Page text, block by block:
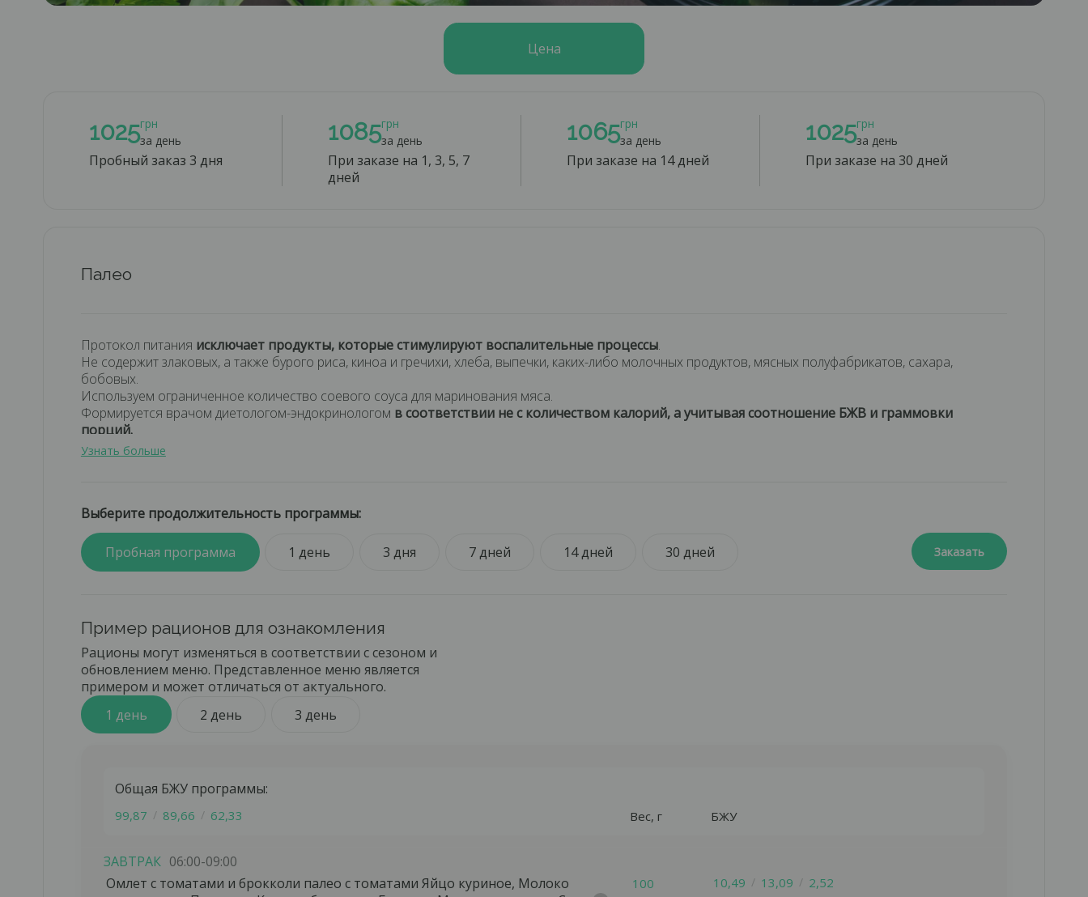
Цена
1025грн
за день
Пробный заказ 3 дня
1085грн
за день
При заказе на 1, 3, 5, 7
дней
1065грн
за день
При заказе на 14 дней
1025грн
за день
При заказе на 30 дней
Палео
Протокол питания исключает продукты, которые стимулируют воспалительные процессы.
Не содержит злаковых, а также бурого риса, киноа и гречихи, хлеба, выпечки, каких-либо молочных продуктов, мясных полуфабрикатов, сахара,
бобовых.
Используем ограниченное количество соевого соуса для маринования мяса.
Формируется врачом диетологом-эндокринологом в соответствии не с количеством калорий, а учитывая соотношение БЖВ и граммовки
порций.
Блюда от шеф-повара,
Заболевания, при которых рекомендуется придерживаться Палео-протокола: при наличии аутоиммунных заболеваний — например, ревматоидного
артрита и псориаза, болезни Крона, целиакии, системной красной волчанки, болезни щитовидной железы, мочеполовой системы, ЖКТ, суставов,
печени, сыпях на коже, при инсулинорезистентности, неспецифическом язвенном колите.
Узнать больше
Выберите продолжительность программы:
Пробная программа 1 день 3 дня 7 дней 14 дней 30 дней Заказать
Пример рационов для ознакомления
Рационы могут изменяться в соответствии с сезоном и
обновлением меню. Представленное меню является
примером и может отличаться от актуального.
1 день
2 день 3 день
Общая БЖУ программы:
99,87 89,66 62,33 Вес, г БЖУ
ЗАВТРАК 06:00-09:00
Омлет с томатами и брокколи палео с томатамиЯйцо куриное, Молоко
100 10,49 13,09 2,52
Ваше имя
Получить бесплатную консультацию
Оставьте свой контакт, - наш менеджер свяжется с